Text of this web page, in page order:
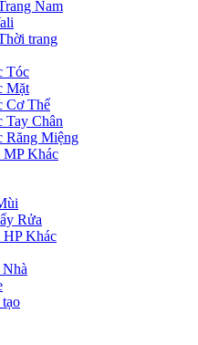
Nam
trang
Tóc
Mặt
Cơ Thể
Tay Chân
Răng Miệng
MP Khác
Rửa
HP Khác